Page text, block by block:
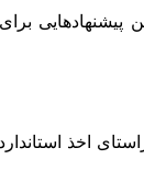
پیشنهادهایی